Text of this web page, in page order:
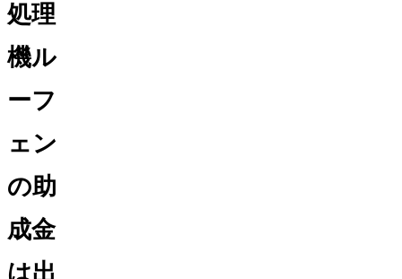
処理
機ル
ーフ
ェン
の助
成金
は出